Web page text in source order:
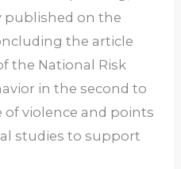
published on the
the article
the National Risk
in the second to
of violence and points
studies to support